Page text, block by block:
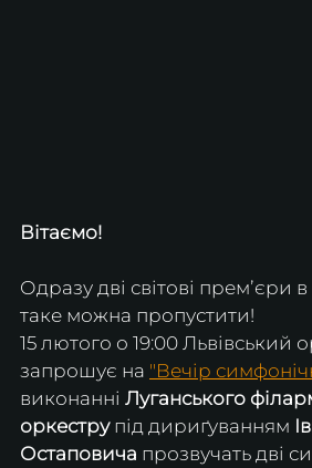
Вітаємо!
Одразу дві світові премʼєри
таке можна пропустити!
15 лютого о 19:00 Львівський
запрошує на "Вечір
виконанні Луганського
оркестру під дириґуванням
Остаповича прозвучать дві